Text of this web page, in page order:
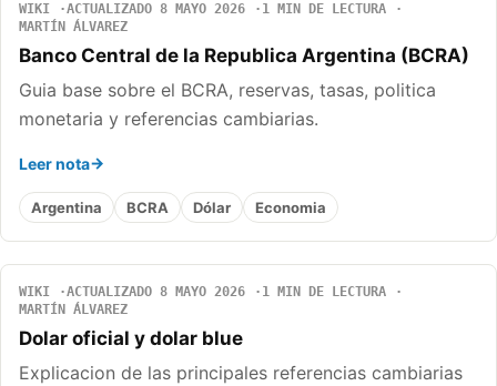
WIKI ACTUALIZADO 8 MAYO 2026
1 MIN DE LECTURA
MARTÍN ÁLVAREZ
Banco Central de la Republica Argentina (BCRA)
Guia base sobre el BCRA, reservas, tasas, politica
monetaria y referencias cambiarias.
Leer nota
Argentina BCRA Dólar Economia
WIKI ACTUALIZADO 8 MAYO 2026
1 MIN DE LECTURA
MARTÍN ÁLVAREZ
Dolar oficial y dolar blue
Explicacion de las principales referencias cambiarias